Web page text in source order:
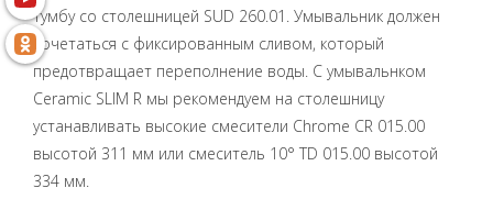
тумбу со столешницей SUD 260.01. Умывальник должен
сочетаться с фиксированным сливом, который
предотвращает переполнение воды. С умывальнком
Ceramic SLIM R мы рекомендуем на столешницу
устанавливать высокие смесители Chrome CR 015.00
высотой 311 мм или смеситель 10° TD 015.00 высотой
334 мм.